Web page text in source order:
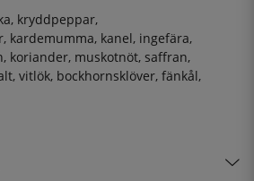
kryddpeppar,
kardemumma, kanel, ingefära,
koriander, muskotnöt, saffran,
vitlök, bockhornsklöver, fänkål,